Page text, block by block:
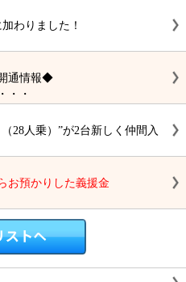
わりました！
通情報◆
・・
28人乗）”が2台新しく仲間入
お預かりした義援金